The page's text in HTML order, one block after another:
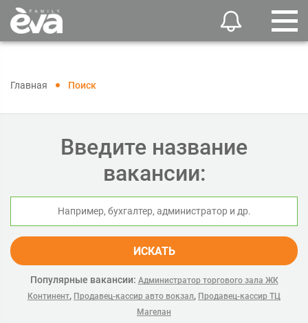
Главная Поиск
Введите название
вакансии:
ИСКАТЬ
Популярные вакансии: Администратор торгового зала ЖК
Континент, Продавец-кассир авто вокзал, Продавец-кассир ТЦ
Магелан